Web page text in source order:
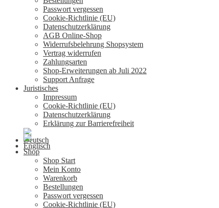
Passwort vergessen
Cookie-Richtlinie (EU)
Datenschutzerklärung
AGB Online-Shop
Widerrufsbelehrung Shopsystem
Vertrag widerrufen
Zahlungsarten
Shop-Erweiterungen ab Juli 2022
Support Anfrage
Juristisches
Impressum
Cookie-Richtlinie (EU)
Datenschutzerklärung
Erklärung zur Barrierefreiheit
Shop
Shop Start
Mein Konto
Warenkorb
Bestellungen
Passwort vergessen
Cookie-Richtlinie (EU)